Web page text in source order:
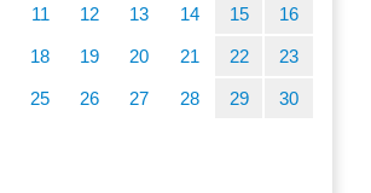
11 12 13 14 15 16
18 19 20 21 22 23
25 26 27 28 29 30